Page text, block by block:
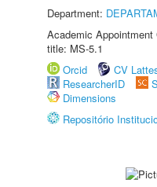
Department:
Academic
title: MS-5.1
Orcid
CV
ResearcherID
Dimensions
Repositório